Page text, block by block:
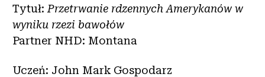
Tytuł:Przetrwanie rdzennych Amerykanów w
wyniku rzezi bawołów
Partner NHD: Montana
Uczeń: John Mark Gospodarz